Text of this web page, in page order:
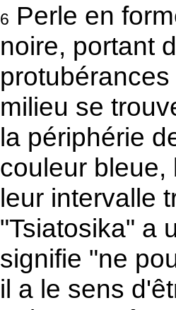
6 Perle en
noire, portant
milieu se
la périphérie
couleur bleue,
leur intervalle
"Tsiatosika" a
signifie "ne
il a le sens